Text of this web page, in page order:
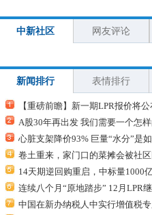
中新社区 网友评论
新闻排行 表情排行
【重磅前瞻】新一期LPR报价将
A股30年再出发 我们需要一个怎
心脏支架降价93% 巨量“水分”是
卷土重来，家门口的菜摊会被社
14天期逆回购重启，中标量1000
连续八个月“原地踏步” 12月LPR
中国在新办纳税人中实行增值税